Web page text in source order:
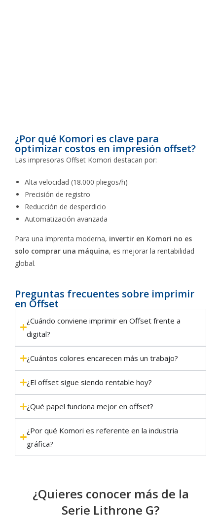
¿Por qué Komori es clave para
optimizar costos en impresión offset?
Las impresoras Offset Komori destacan por:
Alta velocidad (18.000 pliegos/h)
Precisión de registro
Reducción de desperdicio
Automatización avanzada
Para una imprenta moderna, invertir en Komori no es
solo comprar una máquina, es mejorar la rentabilidad
global.
Preguntas frecuentes sobre imprimir
en Offset
¿Cuándo conviene imprimir en Offset frente a
digital?
¿Cuántos colores encarecen más un trabajo?
¿El offset sigue siendo rentable hoy?
¿Qué papel funciona mejor en offset?
¿Por qué Komori es referente en la industria
gráfica?
¿Quieres conocer más de la
Serie Lithrone G?